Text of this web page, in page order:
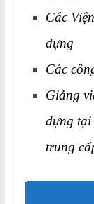
Các
dựng
Các
Giảng
dựng tại
trung